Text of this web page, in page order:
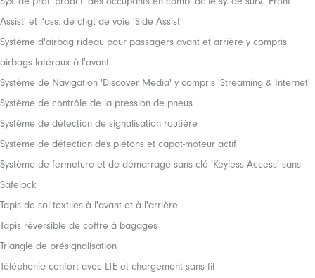
Assist' et l'ass. de chgt de voie 'Side Assist'
Système d'airbag rideau pour passagers avant et arrière y compris
airbags latéraux à l'avant
Système de Navigation 'Discover Media' y compris 'Streaming & Internet'
Système de contrôle de la pression de pneus
Système de détection de signalisation routière
Système de détection des piétons et capot-moteur actif
Système de fermeture et de démarrage sans clé 'Keyless Access' sans
Safelock
Tapis de sol textiles à l'avant et à l'arrière
Tapis réversible de coffre à bagages
Triangle de présignalisation
Téléphonie confort avec LTE et chargement sans fil